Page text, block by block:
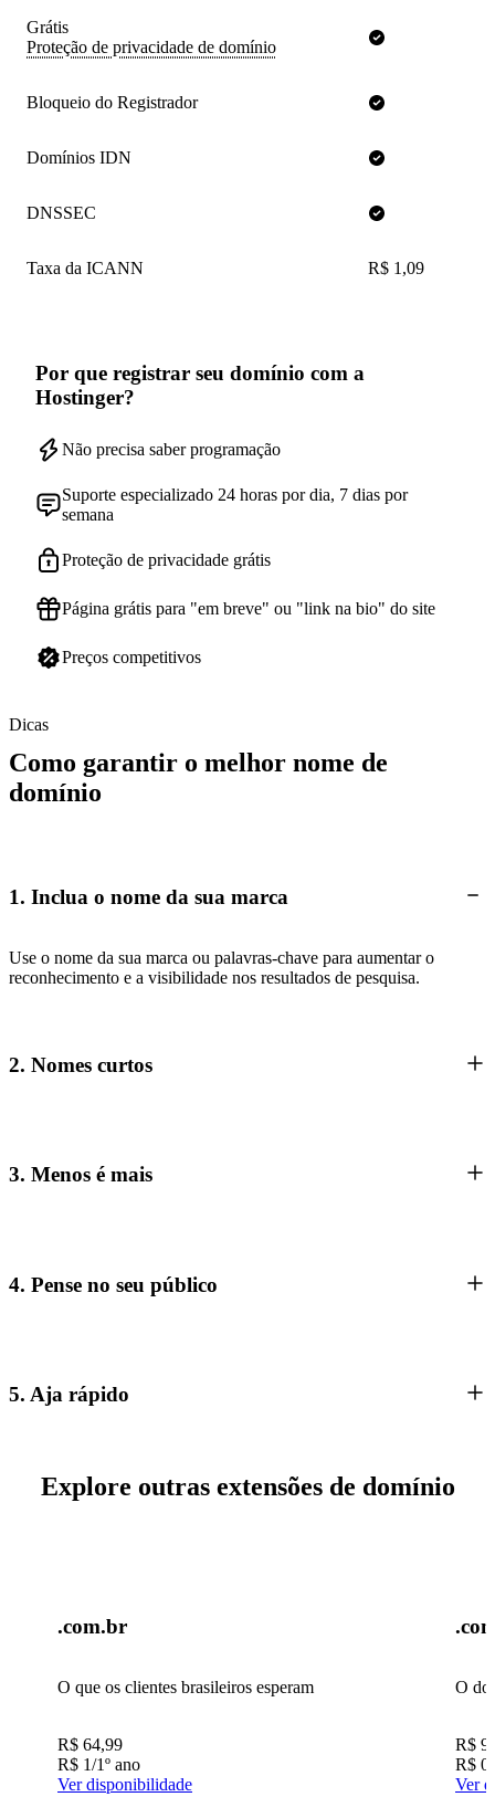
Proteção de privacidade de domínio
Grátis
Bloqueio do Registrador
Domínios IDN
DNSSEC
Taxa da ICANN R$ 1,09
Por que registrar seu domínio com a
Hostinger?
Não precisa saber programação
Suporte especializado 24 horas por dia, 7 dias por
semana
Proteção de privacidade grátis
Página grátis para "em breve" ou "link na bio" do site
Preços competitivos
Dicas
Como garantir o melhor nome de
domínio
1. Inclua o nome da sua marca
Use o nome da sua marca ou palavras-chave para aumentar o
reconhecimento e a visibilidade nos resultados de pesquisa.
2. Nomes curtos
3. Menos é mais
4. Pense no seu público
5. Aja rápido
Explore outras extensões de domínio
.com.br
O que os clientes brasileiros esperam
R$ 64,99
R$ 1/1º ano
Ver disponibilidade
O
R$
R$
Ver